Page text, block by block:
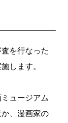
を行なった
します。
ュージアム
、漫画家の